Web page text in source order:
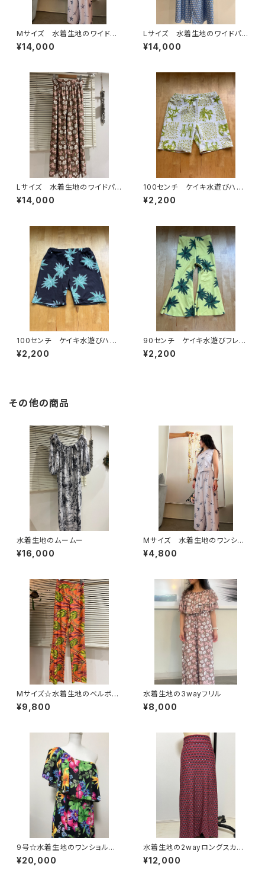
Mサイズ 水着生地のワイドパ
ンツ
¥14,000
Lサイズ 水着生地のワイドパン
ツ
¥14,000
Lサイズ 水着生地のワイドパン
ツ
¥14,000
100センチ ケイキ水遊びハー
フパンツ
¥2,200
100センチ ケイキ水遊びハー
フパンツ
¥2,200
90センチ ケイキ水遊びフレア
パンツ
¥2,200
その他の商品
水着生地のムームー
¥16,000
Mサイズ 水着生地のワンショ
ルダートップス
¥4,800
Mサイズ☆水着生地のベルボト
ム
¥9,800
水着生地の3wayフリル
¥8,000
9号☆水着生地のワンショルダ
ー型マキシドレス
¥20,000
水着生地の2wayロングスカー
ト ワンピース
¥12,000